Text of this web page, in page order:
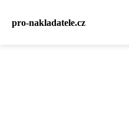
pro-nakladatele.cz